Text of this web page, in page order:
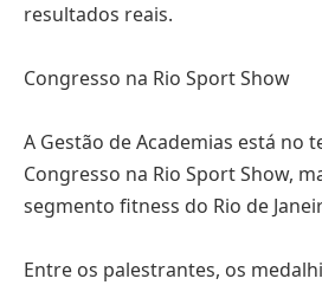
resultados reais.
Congresso na Rio Sport Show
A Gestão de Academias está no
Congresso na Rio Sport Show,
segmento fitness do Rio de
Entre os palestrantes, os